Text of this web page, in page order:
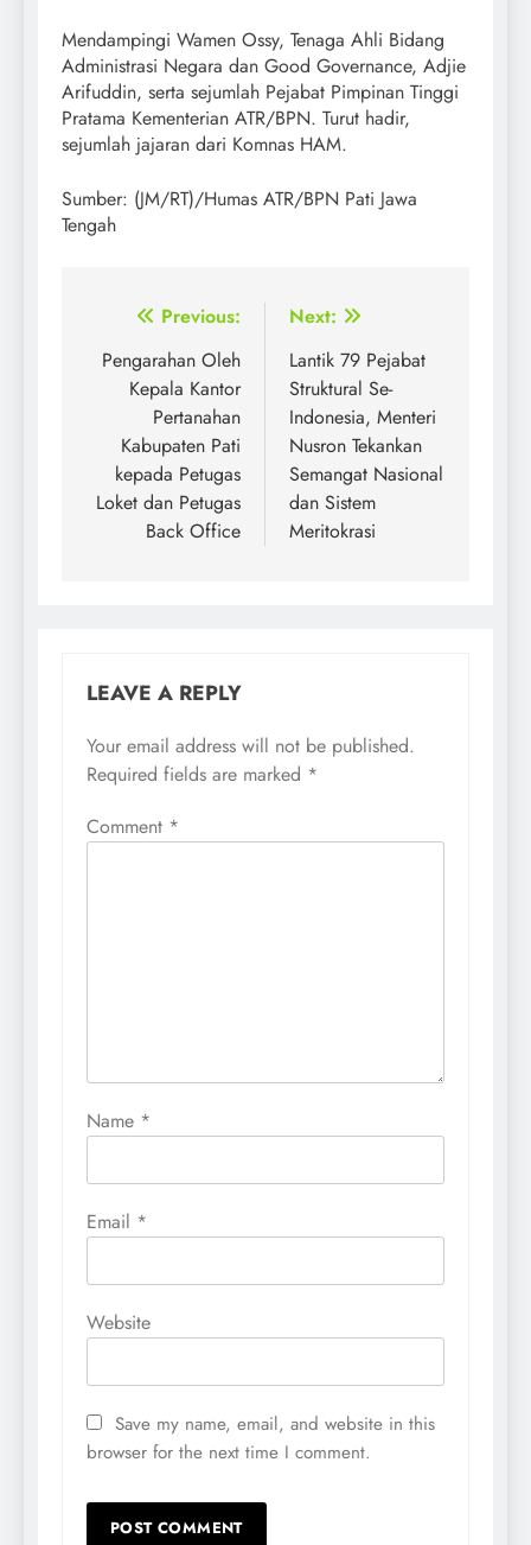
Mendampingi Wamen Ossy, Tenaga Ahli Bidang
Administrasi Negara dan Good Governance, Adjie
Arifuddin, serta sejumlah Pejabat Pimpinan Tinggi
Pratama Kementerian ATR/BPN. Turut hadir,
sejumlah jajaran dari Komnas HAM.
Sumber: (JM/RT)/Humas ATR/BPN Pati Jawa
Tengah
Post
navigation
Previous:
Pengarahan Oleh
Kepala Kantor
Pertanahan
Kabupaten Pati
kepada Petugas
Loket dan Petugas
Back Office
Next:
Lantik 79 Pejabat
Struktural Se-
Indonesia, Menteri
Nusron Tekankan
Semangat Nasional
dan Sistem
Meritokrasi
LEAVE A REPLY
Your email address will not be published.
Required fields are marked *
Comment *
Name *
Email *
Website
Save my name, email, and website in this
browser for the next time I comment.